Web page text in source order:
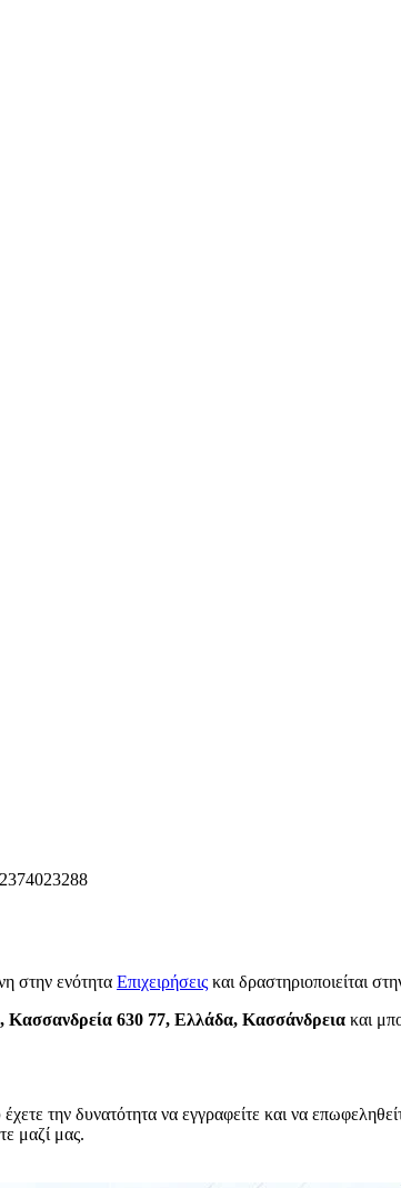
2374023288
στην ενότητα Επιχειρήσεις και δραστηριοποιείται
Κασσανδρεία 630 77, Ελλάδα, Κασσάνδρεια και
έχετε την δυνατότητα να εγγραφείτε και να
μαζί μας.